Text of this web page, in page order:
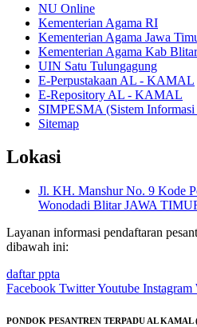
NU Online
Kementerian Agama RI
Kementerian Agama Jawa
Kementerian Agama Kab Blitar
UIN Satu Tulungagung
E-Perpustakaan AL - KAMAL
E-Repository AL - KAMAL
SIMPESMA (Sistem Informasi
Sitemap
Lokasi
Jl. KH. Manshur No. 9 Kode
Wonodadi Blitar JAWA
Layanan informasi pendaftaran
dibawah ini:
daftar ppta
Facebook TwitterYoutube Instagram
PONDOK PESANTREN TERPADU AL KAMAL